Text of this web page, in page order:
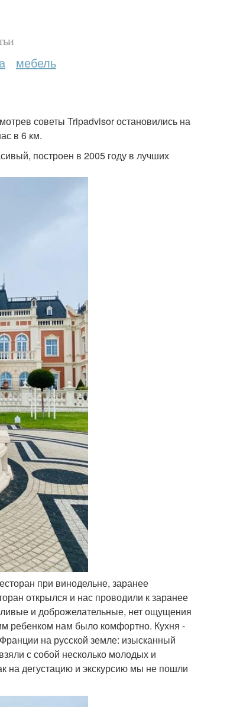
мебель
советы Tripadvisor остановились на
в 6 км.
построен в 2005 году в лучших
при винодельне, заранее
открылся и нас проводили к заранее
и доброжелательные, нет ощущения
ребенком нам было комфортно. Кухня -
на русской земле: изысканный
с собой несколько молодых и
на дегустацию и экскурсию мы не пошли